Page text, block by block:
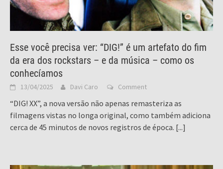
Esse você precisa ver: “DIG!” é um artefato do fim
da era dos rockstars – e da música – como os
conhecíamos
13/04/2025 Davi Caro Comment
“DIG! XX”, a nova versão não apenas remasteriza as
filmagens vistas no longa original, como também adiciona
cerca de 45 minutos de novos registros de época. [...]